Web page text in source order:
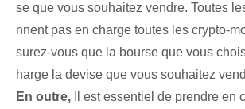
se que vous souhaitez vendre. Toutes
nnent pas en charge toutes les crypto-
surez-vous que la bourse que vous
harge la devise que vous souhaitez
En outre, Il est essentiel de prendre en